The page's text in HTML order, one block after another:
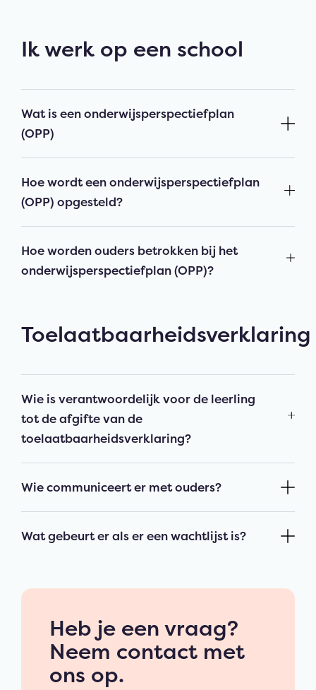
Ik werk op een school
Wat is een onderwijsperspectiefplan
(OPP)
Hoe wordt een onderwijsperspectiefplan
(OPP) opgesteld?
Hoe worden ouders betrokken bij het
onderwijsperspectiefplan (OPP)?
Toelaatbaarheidsverklaring
Wie is verantwoordelijk voor de leerling
tot de afgifte van de
toelaatbaarheidsverklaring?
Wie communiceert er met ouders?
Wat gebeurt er als er een wachtlijst is?
Heb je een vraag?
Neem contact met
ons op.